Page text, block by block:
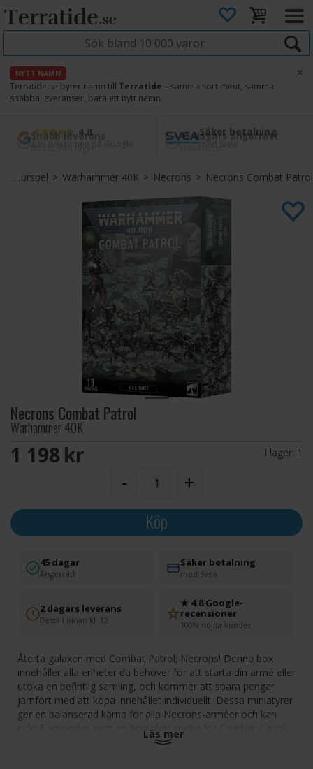
NYTT NAMN
Terratide.se byter namn till Terratide – samma sortiment, samma
snabba leveranser, bara ett nytt namn.
×
4.8
Läs omdömen på Google
Säker betalning
Snabb leverans
Direkt från lager
45 dagars ångerrätt
Figurspel >Warhammer 40K> Necrons> Necrons Combat Patrol
Necrons Combat Patrol
Warhammer 40K
1 198 SEK I lager: 1
- +
Köp
45 dagar
Ångerrätt
Säker betalning
med Svea
2 dagars leverans
Beställ innan kl. 12
★ 4.8 Google-
recensioner
100% nöjda kunder
Återta galaxen med Combat Patrol: Necrons! Denna box
innehåller alla enheter du behöver för att starta din armé eller
utöka en befintlig samling, och kommer att spara pengar
jämfört med att köpa innehållet individuellt. Dessa miniatyrer
ger en balanserad kärna för alla Necrons-arméer och kan
också användas som en komplett styrka för Combat Patrol-
spel i Warhammer 40,000 - Combat Patrol-reglerna finns
Läs mer